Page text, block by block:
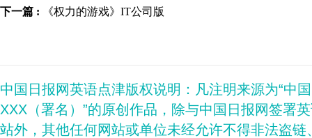
下一篇 :
《权力的游戏》IT公司版
中国日报网英语点津版权说明：凡注明来源为“中
XXX（署名）”的原创作品，除与中国日报网签署
站外，其他任何网站或单位未经允许不得非法盗